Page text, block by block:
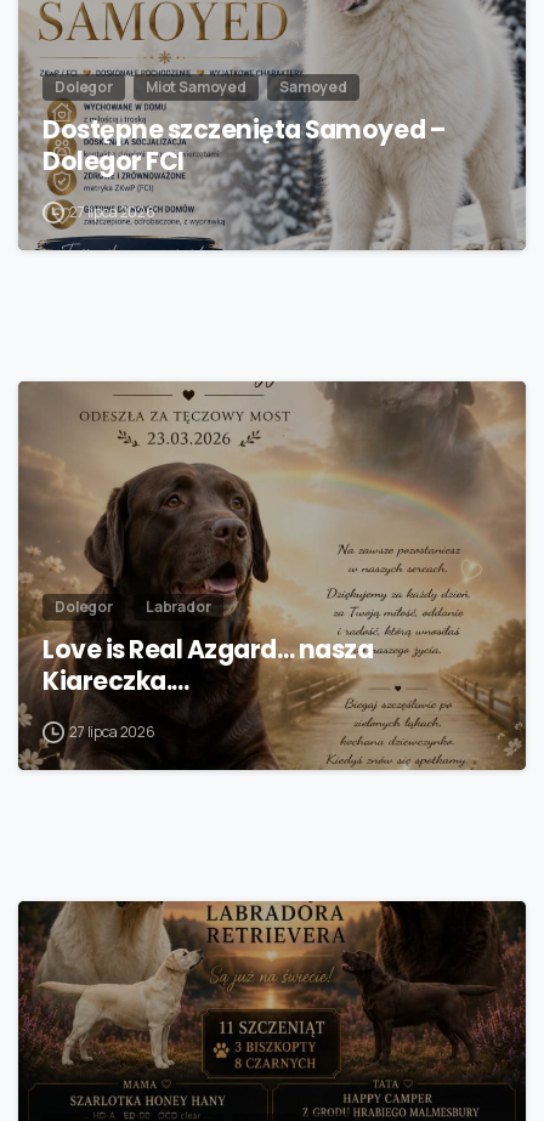
Dolegor Miot Samoyed Samoyed
Dostępne szczenięta Samoyed –
Dolegor FCI
27 lipca 2026
Dolegor Labrador
Love is Real Azgard… nasza
Kiareczka.…
27 lipca 2026